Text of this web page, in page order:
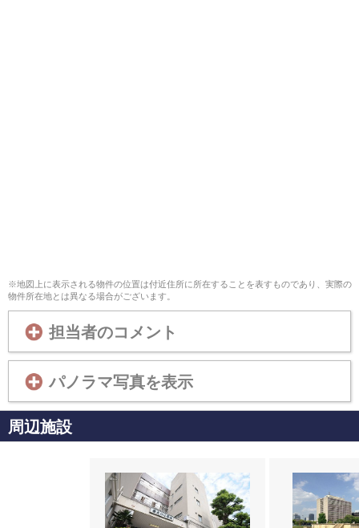
※地図上に表示される物件の位置は付近住所に所在することを表すものであり、実際の
物件所在地とは異なる場合がございます。
担当者のコメント
パノラマ写真を表示
周辺施設